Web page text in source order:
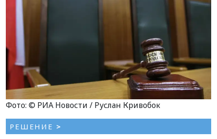
Фото: © РИА Новости / Руслан Кривобок
РЕШЕНИЕ >